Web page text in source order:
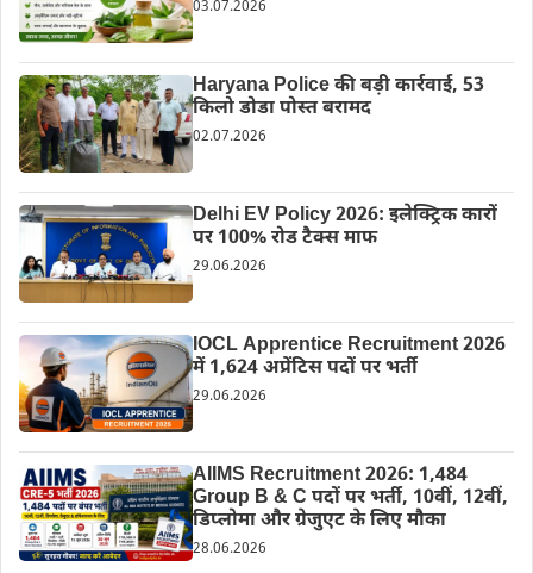
03.07.2026
Haryana Police की बड़ी कार्रवाई, 53
किलो डोडा पोस्त बरामद
02.07.2026
Delhi EV Policy 2026: इलेक्ट्रिक कारों
पर 100% रोड टैक्स माफ
29.06.2026
IOCL Apprentice Recruitment 2026
में 1,624 अप्रेंटिस पदों पर भर्ती
29.06.2026
AIIMS Recruitment 2026: 1,484
Group B & C पदों पर भर्ती, 10वीं, 12वीं,
डिप्लोमा और ग्रेजुएट के लिए मौका
28.06.2026